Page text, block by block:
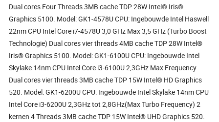
Dual cores Four Threads 3MB cache TDP 28W Intel® Iris®
Graphics 5100. Model: GK1-4578U CPU: Ingebouwde Intel Haswell
22nm CPU Intel Core i7-4578U 3,0 GHz Max 3,5 GHz (Turbo Boost
Technologie) Dual cores vier threads 4MB cache TDP 28W Intel®
Iris® Graphics 5100. Model: GK1-6100U CPU: Ingebouwde Intel
Skylake 14nm CPU Intel Core i3-6100U 2,3GHz Max Frequency
Dual cores vier threads 3MB cache TDP 15W Intel® HD Graphics
520. Model: GK1-6200U CPU: Ingebouwde Intel Skylake 14nm CPU
Intel Core i3-6200U 2,3GHz tot 2,8GHz(Max Turbo Frequency) 2
kernen 4 Threads 3MB cache TDP 15W Intel® UHD Graphics 520.